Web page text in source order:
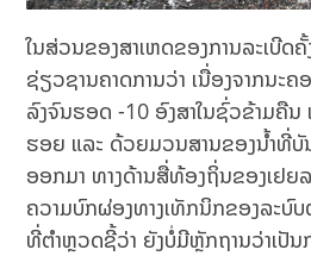
ໃນສ່ວນຂອງສາເຫດຂອງການລະເບີດ
ຊ່ຽວຊານຄາດການວ່າ ເນື່ອງຈາກນ
ລົງຈົນຮອດ -10 ອົງສາໃນຊົ່ວຂ້າມຄືນ
ຮອຍ ແລະ ດ້ວຍມວນສານຂອງນ້ຳທີ່ບັ
ອອກມາ ທາງດ້ານສື່ທ້ອງຖິ່ນຂອງເຢຍ
ຄວາມບົກຜ່ອງທາງເທັກນິກຂອງລະບົບ
ທີ່ຕໍາຫຼວດຊີ້ວ່າ ຍັງບໍ່ມີຫຼັກຖານວ່າເປັນ